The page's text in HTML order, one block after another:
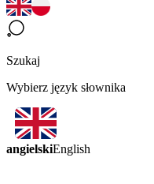
Szukaj
Wybierz język słownika
angielskiEnglish